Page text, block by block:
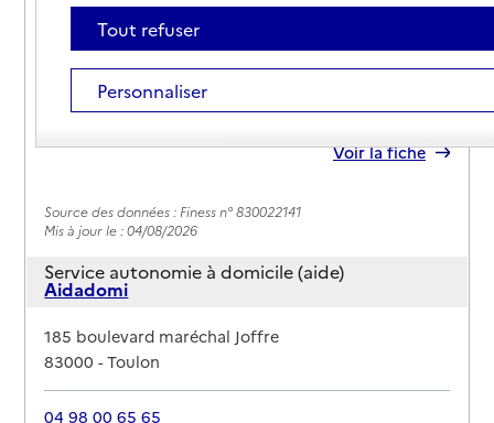
83000-Toulon
07 81 24 85 05
Contact
Rapport HAS
Voir la fiche
Source des données : Finess n° 830022141
Mis à jour le : 04/08/2026
Service autonomie à domicile (aide)
Aidadomi
Adresse
185 boulevard maréchal Joffre
83000-Toulon
04 98 00 65 65
Tout refuser
Personnaliser